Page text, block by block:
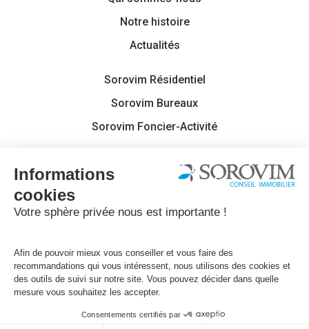
Notre histoire
Actualités
Sorovim Résidentiel
Sorovim Bureaux
Sorovim Foncier-Activité
Sorovim 2022 Mentions légales Politique de confidentialité
Site réalisé par
Français